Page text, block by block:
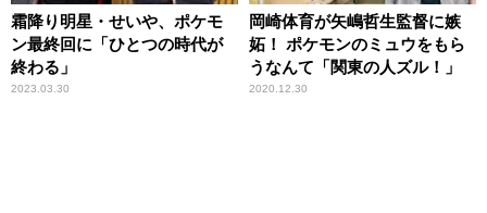
霜降り明星・せいや、ポケモ
ン最終回に「ひとつの時代が
終わる」
2023.03.30
岡崎体育が矢嶋哲生監督に嫉
妬！ ポケモンのミュウをもら
うなんて「関東の人ズル！」
2020.12.30